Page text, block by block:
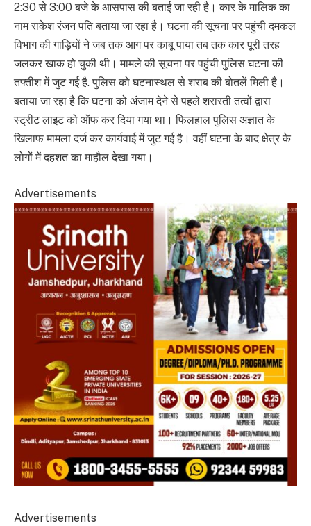
2:30 से 3:00 बजे के आसपास की बताई जा रही है। कार के मालिक का
नाम राकेश रंजन पति बताया जा रहा है। घटना की सूचना पर पहुंची दमकल
विभाग की गाड़ियों ने जब तक आग पर काबू पाया तब तक कार पूरी तरह
जलकर खाक हो चुकी थी। मामले की सूचना पर पहुंची पुलिस घटना की
तफ्तीश में जुट गई है. पुलिस को घटनास्थल से शराब की बोतलें मिली है।
बताया जा रहा है कि घटना को अंजाम देने से पहले शरारती तत्वों द्वारा
स्ट्रीट लाइट को ऑफ कर दिया गया था। फिलहाल पुलिस अज्ञात के
खिलाफ मामला दर्ज कर कार्यवाई में जुट गई है। वहीं घटना के बाद क्षेत्र के
लोगों में दहशत का माहौल देखा गया।
Advertisements
Advertisements